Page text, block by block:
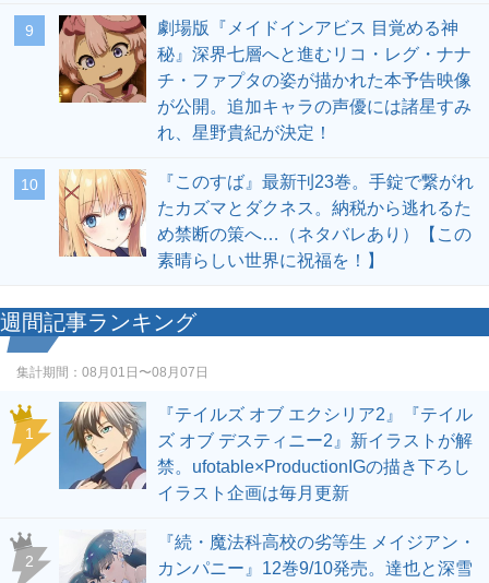
9
劇場版『メイドインアビス 目覚める神
秘』深界七層へと進むリコ・レグ・ナナ
チ・ファプタの姿が描かれた本予告映像
が公開。追加キャラの声優には諸星すみ
れ、星野貴紀が決定！
10
『このすば』最新刊23巻。手錠で繋がれ
たカズマとダクネス。納税から逃れるた
め禁断の策へ…（ネタバレあり）【この
素晴らしい世界に祝福を！】
週間記事ランキング
集計期間： 08月01日〜08月07日
1
『テイルズ オブ エクシリア2』『テイル
ズ オブ デスティニー2』新イラストが解
禁。ufotable×ProductionIGの描き下ろし
イラスト企画は毎月更新
2
『続・魔法科高校の劣等生 メイジアン・
カンパニー』12巻9/10発売。達也と深雪